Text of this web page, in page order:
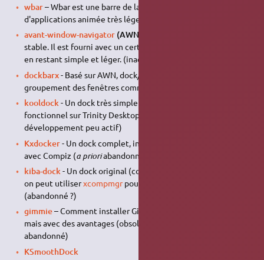
wbar– Wbar est une barre de lancement (docks)
d'applications animée très léger.
avant-window-navigator(AWN)
stable. Il est fourni avec un certain nombre de plugin, tout
en restant simple et léger. (inactif depuis 2013)
dockbarx- Basé sur AWN, dock/barre des tâches avec
groupement des fenêtres comme sous windows 7.
kooldock- Un dock très simple et complet (disponible et
fonctionnel sur Trinity Desktop, peut-être sur KDE ?
développement peu actif)
Kxdocker- Un dock complet, indépendant et compatible
avec Compiz (a prioriabandonné)
kiba-dock- Un dock original (compiz n'est pas indispensable,
on peut utiliserxcompmgrpour activer la transparence)
(abandonné ?)
gimmie– Comment installer Gimmie, une sorte de dock Mac
mais avec des avantages (obsolète ? développement
abandonné)
KSmoothDock